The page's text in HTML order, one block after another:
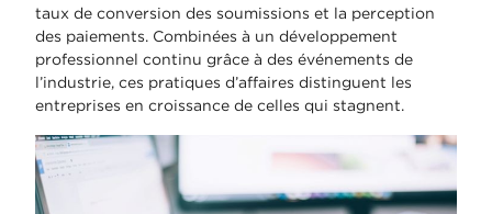
taux de conversion des soumissions et la perception
des paiements. Combinées à un développement
professionnel continu grâce à des événements de
l’industrie, ces pratiques d’affaires distinguent les
entreprises en croissance de celles qui stagnent.